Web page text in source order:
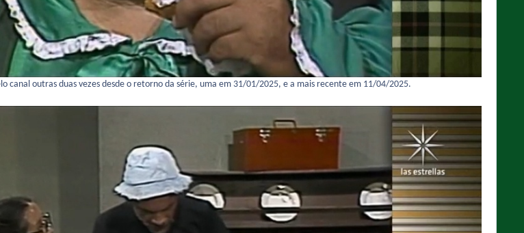
canal outras duas vezes desde o retorno da série, uma em 31/01/2025, e a mais recente em 11/04/2025.